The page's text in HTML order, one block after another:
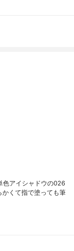
色アイシャドウの026
かくて指で塗っても筆